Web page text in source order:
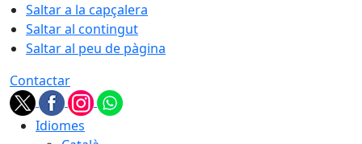
Saltar a la capçalera
Saltar al contingut
Saltar al peu de pàgina
Contactar
Idiomes